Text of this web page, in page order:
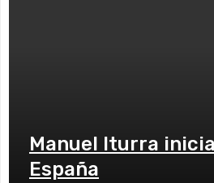
Manuel Iturra
España